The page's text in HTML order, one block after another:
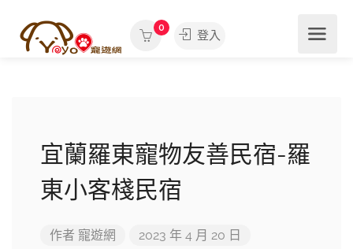
0
登入
宜蘭羅東寵物友善民宿-羅
東小客棧民宿
作者 寵遊網 2023 年 4 月 20 日